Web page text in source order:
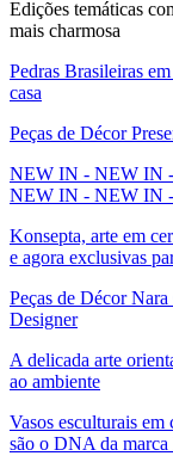
Edições temáticas
mais charmosa
Pedras Brasileiras
casa
Peças de Décor
NEW IN - NEW IN
NEW IN - NEW IN
Konsepta, arte em
e agora exclusivas
Peças de Décor
Designer
A delicada arte
ao ambiente
Vasos esculturais em
são o DNA da